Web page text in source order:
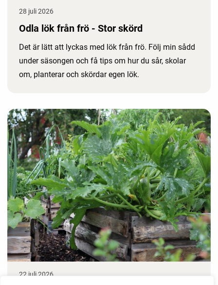
28 juli 2026
Odla lök från frö - Stor skörd
Det är lätt att lyckas med lök från frö. Följ min sådd
under säsongen och få tips om hur du sår, skolar
om, planterar och skördar egen lök.
22 juli 2026